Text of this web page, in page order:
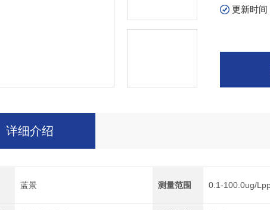
更新时间
详细介绍
蓝景 测量范围 0.1-100.0ug/